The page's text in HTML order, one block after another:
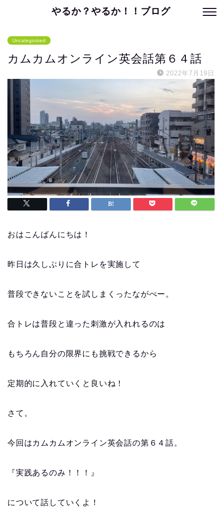
やるか？やるか！！ブログ
Uncategorized
カムカムオンライン英会話第６４話
2022年7月19日
おはこんばんにちは！
昨日は久しぶりに合トレを実施して
普段できないことを試しまくったながぺー。
合トレは普段と違った刺激が入れれるのは
もちろん自分の限界にも挑戦できるから
定期的に入れていくと良いね！
さて。
今回はカムカムオンライン英会話の第６４話。
『実践あるのみ！！！』
について話していくよ！